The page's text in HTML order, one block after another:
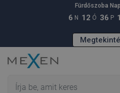
Fürdőszoba
6 N 12 Ó 36 P